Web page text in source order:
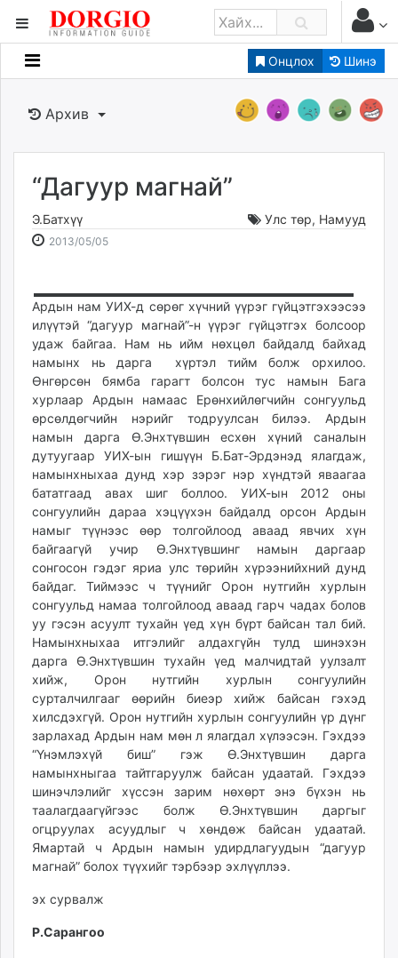
Онцлох Шинэ
Мэдээллийн
Банк санхүү
Бизнес ААН
Төрийн
Нийслэлийн
caak.mn
news.mn
zindaa.mn
Baabar.mn
tovch.mn
ikon.mn
mnb.mn
Livetv.mn
Eguur.mn
24tsag.mn
shuud.mn
eagle.mn
ergelt.mn
zarig.mn
today.mn
zuv.mn
mminfo.mn
ugluu.mn
urlag.mn
unen.mn
asu.mn
shudarga.mn
shuurhai.mn
unuudur.mn
isee.mn
mglradio.com
itoim.mn
Архив
“Дагуур магнай”
Э.Батхүү Улс төр, Намууд
2013/05/052013-
14:02:34
2026-
17:52:44
Ардын нам УИХ-д сөрөг хүчний үүрэг гүйцэтгэхээсээ
илүүтэй “дагуур магнай”-н үүрэг гүйцэтгэх болсоор
удаж байгаа. Нам нь ийм нөхцөл байдалд байхад
намынх нь дарга хүртэл тийм болж орхилоо.
Өнгөрсөн бямба гарагт болсон тус намын Бага
хурлаар Ардын намаас Ерөнхийлөгчийн сонгуульд
өрсөлдөгчийн нэрийг тодруулсан билээ. Ардын
намын дарга Ө.Энхтүвшин есхөн хүний саналын
дутуугаар УИХ-ын гишүүн Б.Бат-Эрдэнэд ялагдаж,
намынхныхаа дунд хэр зэрэг нэр хүндтэй яваагаа
бататгаад авах шиг боллоо. УИХ-ын 2012 оны
сонгуулийн дараа хэцүүхэн байдалд орсон Ардын
намыг түүнээс өөр толгойлоод аваад явчих хүн
байгаагүй учир Ө.Энхтүвшинг намын даргаар
сонгосон гэдэг яриа улс төрийн хүрээнийхний дунд
байдаг. Тиймээс ч түүнийг Орон нутгийн хурлын
сонгуульд намаа толгойлоод аваад гарч чадах болов
уу гэсэн асуулт тухайн үед хүн бүрт байсан тал бий.
Намынхныхаа итгэлийг алдахгүйн тулд шинэхэн
дарга Ө.Энхтүвшин тухайн үед малчидтай уулзалт
хийж, Орон нутгийн хурлын сонгуулийн
сурталчилгааг өөрийн биеэр хийж байсан гэхэд
хилсдэхгүй. Орон нутгийн хурлын сонгуулийн үр дүнг
зарлахад Ардын нам мөн л ялагдал хүлээсэн. Гэхдээ
“Үнэмлэхүй биш” гэж Ө.Энхтүвшин дарга
намынхныгаа тайтгаруулж байсан удаатай. Гэхдээ
шинэчлэлийг хүссэн зарим нөхөрт энэ бүхэн нь
таалагдаагүйгээс болж Ө.Энхтүвшин даргыг
огцруулах асуудлыг ч хөндөж байсан удаатай.
Ямартай ч Ардын намын удирдлагуудын “дагуур
магнай” болох түүхийг тэрбээр эхлүүллээ.
эх сурвалж
Р.Сарангоо